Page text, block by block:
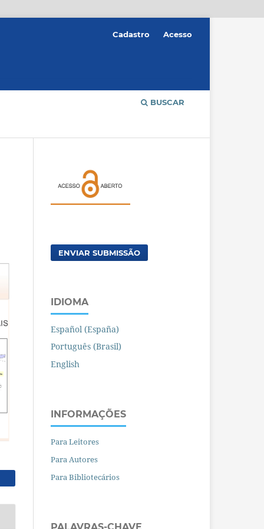
BUSCAR
Cadastro Acesso
ENVIAR SUBMISSÃO
IDIOMA
Español (España)
Português (Brasil)
English
INFORMAÇÕES
Para Leitores
Para Autores
Para Bibliotecários